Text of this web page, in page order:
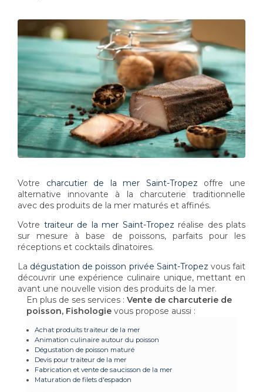
Votre charcutier de la mer Saint-Tropez offre une
alternative innovante à la charcuterie traditionnelle
avec des produits de la mer maturés et affinés.
Votre traiteur de la mer Saint-Tropez réalise des plats
sur mesure à base de poissons, parfaits pour les
réceptions et cocktails dînatoires.
La dégustation de poisson privée Saint-Tropez vous fait
découvrir une expérience culinaire unique, mettant en
avant une nouvelle vision des produits de la mer.
En plus de ses services : Vente de charcuterie de
poisson, Fishologie vous propose aussi :
Achat produits traiteur de la mer
Animation culinaire autour du poisson
Dégustation de poisson maturé
Devis pour traiteur de la mer
Fabrication et vente de saucisson de la mer
Maturation de filets d'espadon